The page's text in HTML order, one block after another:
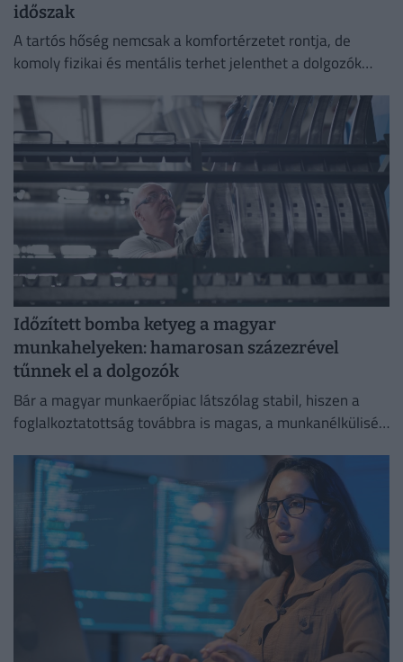
időszak
A tartós hőség nemcsak a komfortérzetet rontja, de
komoly fizikai és mentális terhet jelenthet a dolgozók
Időzített bomba ketyeg a magyar
munkahelyeken: hamarosan százezrével
tűnnek el a dolgozók
Bár a magyar munkaerőpiac látszólag stabil, hiszen a
foglalkoztatottság továbbra is magas, a munkanélküliség